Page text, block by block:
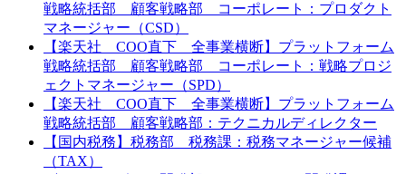
戦略統括部 顧客戦略部 コーポレート：プロダクト
マネージャー（CSD）
【楽天社 COO直下 全事業横断】プラットフォーム
戦略統括部 顧客戦略部 コーポレート：戦略プロジ
ェクトマネージャー（SPD）
【楽天社 COO直下 全事業横断】プラットフォーム
戦略統括部 顧客戦略部：テクニカルディレクター
【国内税務】税務部 税務課：税務マネージャー候補
（TAX）